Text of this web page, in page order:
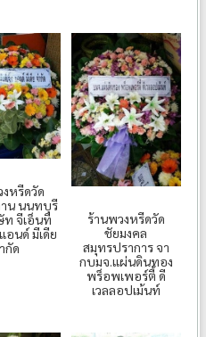
หรีดวัด
น นนทบุรี
ท จีเอ็นที
อนด์ มีเดีย
กัด
ร้านพวงหรีดวัด
ชัยมงคล
สมุทรปราการ จา
กบมจ.แผ่นดินทอง
พร็อพเพอร์ตี้ ดี
เวลลอปเม้นท์